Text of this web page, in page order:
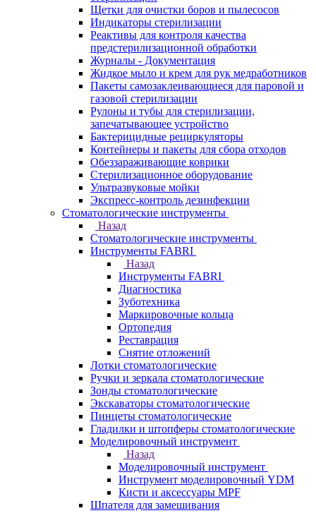
Щетки для очистки боров и пылесосов
Индикаторы стерилизации
Реактивы для контроля качества
предстерилизационной обработки
Журналы - Документация
Жидкое мыло и крем для рук медработников
Пакеты самозаклеивающиеся для паровой и
газовой стерилизации
Рулоны и тубы для стерилизации,
запечатывающее устройство
Бактерицидные рециркуляторы
Контейнеры и пакеты для сбора отходов
Обеззараживающие коврики
Стерилизационное оборудование
Ультразвуковые мойки
Экспресс-контроль дезинфекции
Стоматологические инструменты
Назад
Стоматологические инструменты
Инструменты FABRI
Назад
Инструменты FABRI
Диагностика
Зуботехника
Маркировочные кольца
Ортопедия
Реставрация
Снятие отложений
Лотки стоматологические
Ручки и зеркала стоматологические
Зонды стоматологические
Экскаваторы стоматологические
Пинцеты стоматологические
Гладилки и штопферы стоматологические
Моделировочный инструмент
Назад
Моделировочный инструмент
Инструмент моделировочный YDM
Кисти и аксессуары MPF
Шпателя для замешивания